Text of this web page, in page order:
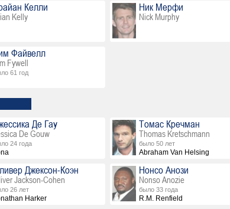
Келли
Kelly
Ник Мерфи
Nick Murphy
Файвелл
Fywell
61 год
Де Гау
De Gouw
24 года
Томас Кречман
Thomas Kretschmann
было 50 лет
Abraham Van Helsing
Джексон-Коэн
Jackson-Cohen
26 лет
Harker
Нонсо Анози
Nonso Anozie
было 33 года
R.M. Renfield